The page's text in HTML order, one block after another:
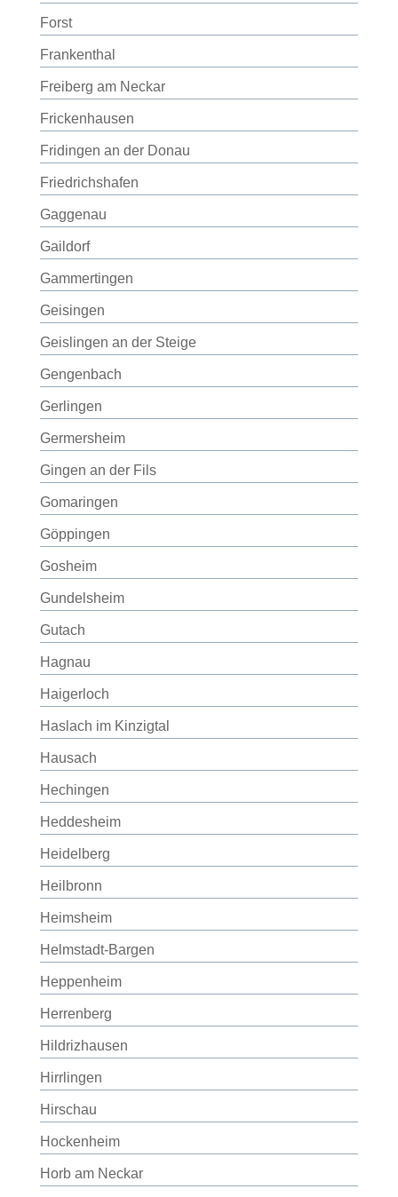
Forst
Frankenthal
Freiberg am Neckar
Frickenhausen
Fridingen an der Donau
Friedrichshafen
Gaggenau
Gaildorf
Gammertingen
Geisingen
Geislingen an der Steige
Gengenbach
Gerlingen
Germersheim
Gingen an der Fils
Gomaringen
Göppingen
Gosheim
Gundelsheim
Gutach
Hagnau
Haigerloch
Haslach im Kinzigtal
Hausach
Hechingen
Heddesheim
Heidelberg
Heilbronn
Heimsheim
Helmstadt-Bargen
Heppenheim
Herrenberg
Hildrizhausen
Hirrlingen
Hirschau
Hockenheim
Horb am Neckar